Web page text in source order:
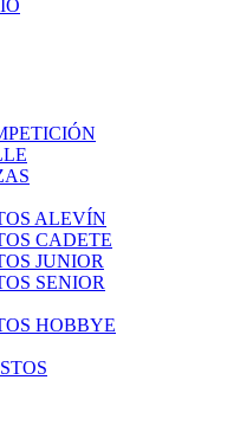
ALEVÍN
CADETE
JUNIOR
SENIOR
HOBBYE